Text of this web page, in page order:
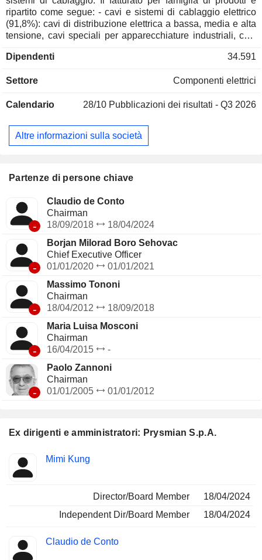
Ex dirigenti e amministratori: Prysmian S.p.A.
Insider
Posizioni
Mimi Kung
Director/Board Member
18/04/2024
Independent Dir/Board Member
18/04/2024
Claudio de Conto
ripartito come segue: - cavi e sistemi di cablaggio elettrico
(91,8%): cavi di distribuzione elettrica a bassa, media e alta
tensione, cavi speciali per apparecchiature industriali, cavi
Tensione terrestre e sottomarina, cavi sottomarini per le
cablaggio per telecomunicazioni (8,2%): cavi in rame e fibre
metallici, componenti e sistemi via cavo per reti a lunga
di produzione in tutto il mondo. La ripartizione geografica del
fatturato è la seguente: Italia (15,9%), Europa-Medio Oriente-
Dipendenti 34.591
Settore Componenti elettrici
Calendario 28/10 Pubblicazioni dei risultati - Q3 2026
Altre informazioni sulla società
Partenze di persone chiave
-
Claudio de Conto
Chairman
18/09/2018
18/04/2024
-
Borjan Milorad Boro Sehovac
Chief Executive Officer
01/01/2020
01/01/2021
-
Massimo Tononi
Chairman
18/04/2012
18/09/2018
-
Maria Luisa Mosconi
Chairman
16/04/2015
-
-
Paolo Zannoni
Chairman
01/01/2005
01/01/2012